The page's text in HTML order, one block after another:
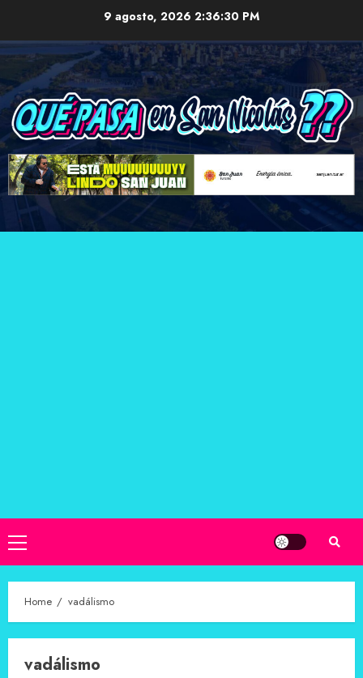
content
9 agosto, 20262:36:31 PM
Primary
Menu
Home vadálismo
vadálismo